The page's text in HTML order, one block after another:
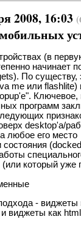
2008, 16:03
(в
начинает
По
me или flashlite)
Ключевое,
программ
desktop'a/
любое его место
(или который уже
- виджеты
виджеты как